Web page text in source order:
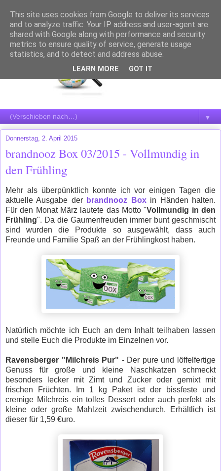
▼
Donnerstag, 2. April 2015
brandnooz Box 03/2015 - Vollmundig in
den Frühling
Mehr als überpünktlich konnte ich vor einigen Tagen die
aktuelle Ausgabe der brandnooz Boxin Händen halten.
Für den Monat März lautete das Motto "Vollmundig in den
Frühling". Da die Gaumenfreuden immer bunt geschmischt
sind wurden die Produkte so ausgewählt, dass auch
Freunde und Familie Spaß an der Frühlingkost haben.
Natürlich möchte ich Euch an dem Inhalt teilhaben lassen
und stelle Euch die Produkte im Einzelnen vor.
Ravensberger "Milchreis Pur" - Der pure und löffelfertige
Genuss für große und kleine Naschkatzen schmeckt
besonders lecker mit Zimt und Zucker oder gemixt mit
frischen Früchten. Im 1 kg Paket ist der bissfeste und
cremige Milchreis ein tolles Dessert oder auch perfekt als
kleine oder große Mahlzeit zwischendurch. Erhältlich ist
dieser für 1,59 €uro.
This site uses cookies from Google to deliver its services
and to analyze traffic. Your IP address and user-agent are
shared with Google along with performance and security
metrics to ensure quality of service, generate usage
statistics, and to detect and address abuse.
LEARN MORE GOT IT